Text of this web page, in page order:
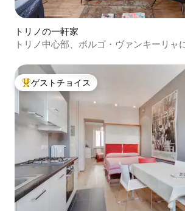
トリノの一軒家
トリノ中心部、ボルゴ・ヴァンキーリャ
大好評のゲストチョイスです。
ゲストチョイス